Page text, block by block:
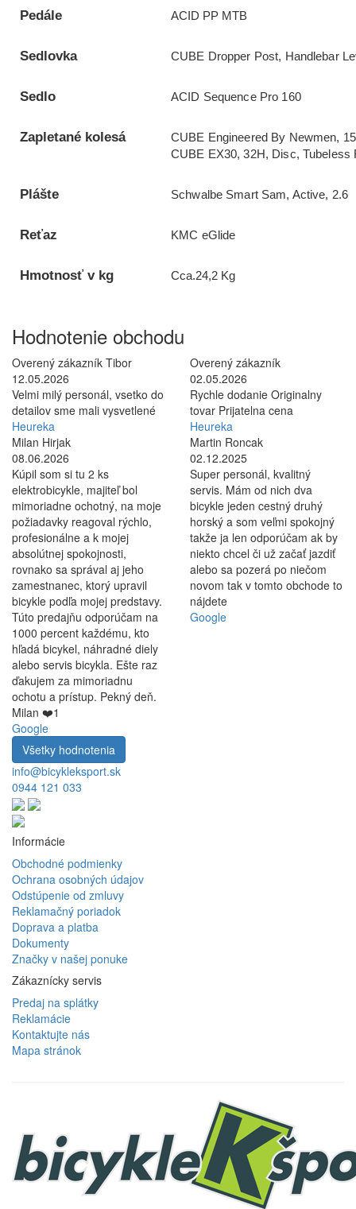
Pedále ACID PP MTB
Sedlovka CUBE Dropper Post, Handlebar
Sedlo ACID Sequence Pro 160
Zapletané kolesá
CUBE Engineered By Newmen,
CUBE EX30, 32H, Disc, Tubeless
Plášte Schwalbe Smart Sam, Active, 2.6
Reťaz KMC eGlide
Hmotnosť v kg Cca.24,2 Kg
Hodnotenie obchodu
Overený zákazník Tibor
12.05.2026
Velmi milý personál, vsetko do
detailov sme mali vysvetlené
Heureka
Overený zákazník
02.05.2026
Rychle dodanie Originalny
tovar Prijatelna cena
Heureka
Milan Hirjak
08.06.2026
Kúpil som si tu 2 ks
elektrobicykle, majiteľ bol
mimoriadne ochotný, na moje
požiadavky reagoval rýchlo,
profesionálne a k mojej
absolútnej spokojnosti,
rovnako sa správal aj jeho
zamestnanec, ktorý upravil
bicykle podľa mojej predstavy.
Túto predajňu odporúčam na
1000 percent každému, kto
hľadá bicykel, náhradné diely
alebo servis bicykla. Ešte raz
ďakujem za mimoriadnu
ochotu a prístup. Pekný deň.
Milan ❤️1
Google
Martin Roncak
02.12.2025
Super personál, kvalitný
servis. Mám od nich dva
bicykle jeden cestný druhý
horský a som veľmi spokojný
takže ja len odporúčam ak by
niekto chcel či už začať jazdiť
alebo sa pozerá po niečom
novom tak v tomto obchode to
nájdete
Google
Všetky hodnotenia
info@bicykleksport.sk
0944 121 033
Informácie
Obchodné podmienky
Ochrana osobných údajov
Odstúpenie od zmluvy
Reklamačný poriadok
Doprava a platba
Dokumenty
Značky v našej ponuke
Zákaznícky servis
Predaj na splátky
Reklamácie
Kontaktujte nás
Mapa stránok